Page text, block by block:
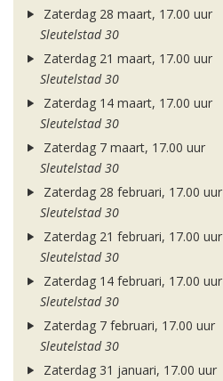
Zaterdag 28 maart, 17.00 uur
Sleutelstad 30
Zaterdag 21 maart, 17.00 uur
Sleutelstad 30
Zaterdag 14 maart, 17.00 uur
Sleutelstad 30
Zaterdag 7 maart, 17.00 uur
Sleutelstad 30
Zaterdag 28 februari, 17.00 uur
Sleutelstad 30
Zaterdag 21 februari, 17.00 uur
Sleutelstad 30
Zaterdag 14 februari, 17.00 uur
Sleutelstad 30
Zaterdag 7 februari, 17.00 uur
Sleutelstad 30
Zaterdag 31 januari, 17.00 uur